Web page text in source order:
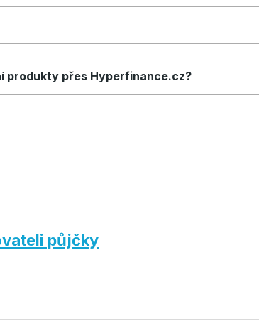
produkty přes Hyperfinance.cz?
půjčky